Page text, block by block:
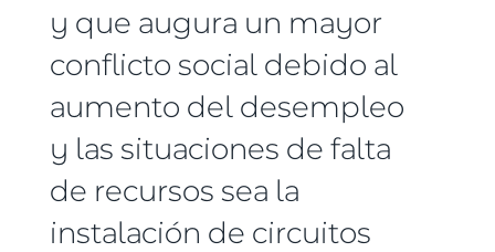
y que augura un mayor
conflicto social debido al
aumento del desempleo
y las situaciones de falta
de recursos sea la
instalación de circuitos